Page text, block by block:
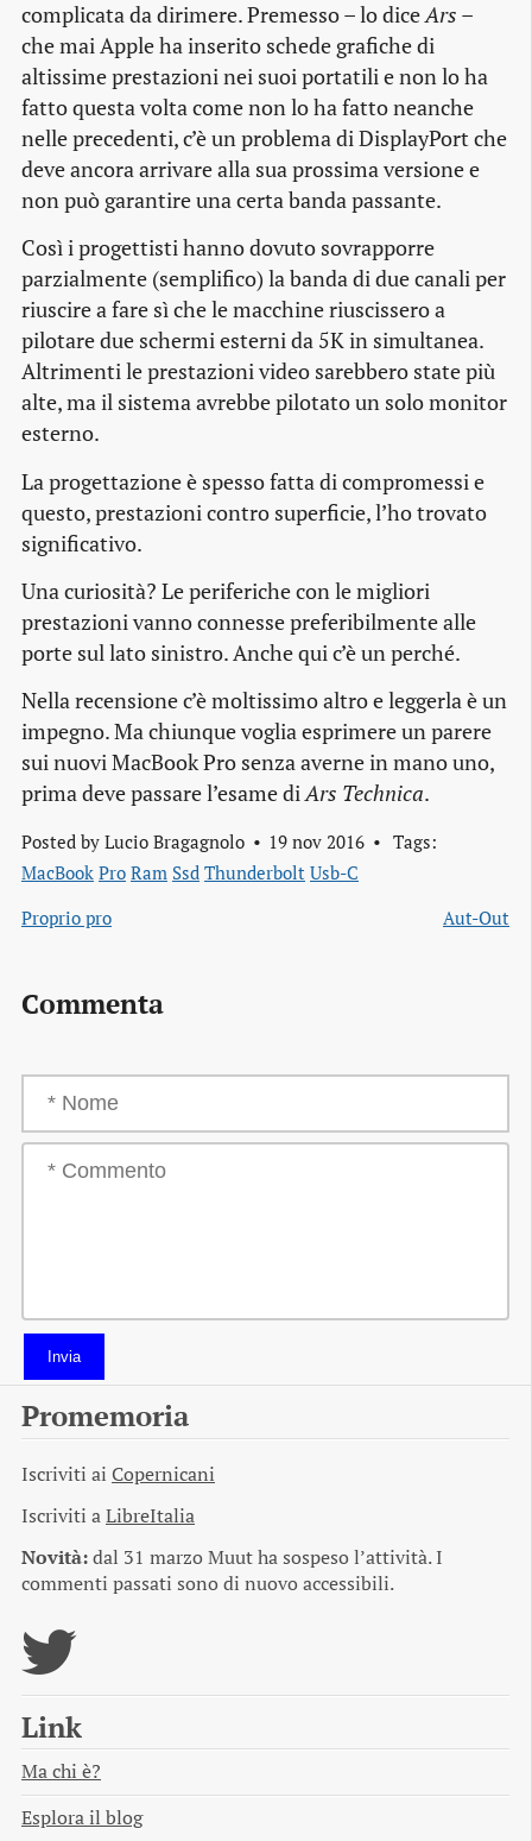
complicata da dirimere. Premesso – lo diceArs –
che mai Apple ha inserito schede grafiche di
altissime prestazioni nei suoi portatili e non lo ha
fatto questa volta come non lo ha fatto neanche
nelle precedenti, c’è un problema di DisplayPort che
deve ancora arrivare alla sua prossima versione e
non può garantire una certa banda passante.
Così i progettisti hanno dovuto sovrapporre
parzialmente (semplifico) la banda di due canali per
riuscire a fare sì che le macchine riuscissero a
pilotare due schermi esterni da 5K in simultanea.
Altrimenti le prestazioni video sarebbero state più
alte, ma il sistema avrebbe pilotato un solo monitor
esterno.
La progettazione è spesso fatta di compromessi e
questo, prestazioni contro superficie, l’ho trovato
significativo.
Una curiosità? Le periferiche con le migliori
prestazioni vanno connesse preferibilmente alle
porte sul lato sinistro. Anche qui c’è un perché.
Nella recensione c’è moltissimo altro e leggerla è un
impegno. Ma chiunque voglia esprimere un parere
sui nuovi MacBook Pro senza averne in mano uno,
prima deve passare l’esame diArs Technica.
Posted by Lucio Bragagnolo 19 nov 2016
Tags:
MacBook Pro Ram Ssd Thunderbolt Usb-C
Proprio pro
Aut-Out
Commenta
Invia
Promemoria
Iscriviti ai Copernicani
Iscriviti aLibreItalia
Novità:dal 31 marzo Muut ha sospeso l’attività. I
commenti passati sono di nuovo accessibili.
Link
Ma chi è?
Esplora il blog